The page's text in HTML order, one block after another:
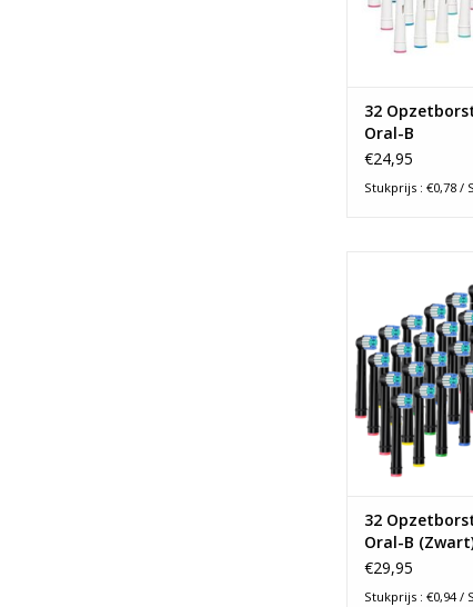
TOEVOEGEN
32
Oral-B
€24,95
Stukprijs : €0,78 /
32 Zwarte
voor vrijwel
elektrische
Medium
zwarte Oral-B
en goed
eens gratis
TOEVOEGEN AAN
32
Oral-B
€29,95
Stukprijs : €0,94 /